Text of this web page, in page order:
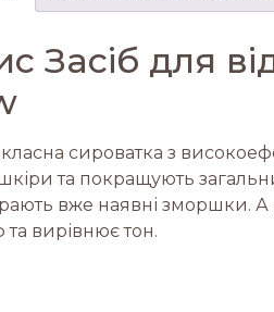
Засіб для
сироватка з
та покращують
вже наявні зморшки. А
та вирівнює тон.